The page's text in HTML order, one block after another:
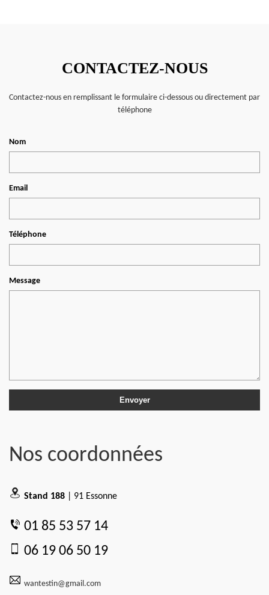
CONTACTEZ-NOUS
Contactez-nous en remplissant le formulaire ci-dessous ou directement par
téléphone
Nom
Email
Téléphone
Message
Nos coordonnées
Stand 188 | 91 Essonne
01 85 53 57 14
06 19 06 50 19
wantestin@gmail.com